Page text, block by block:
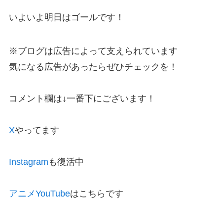
いよいよ明日はゴールです！
※ブログは広告によって支えられています
気になる広告があったらぜひチェックを！
コメント欄は↓一番下にございます！
Xやってます
Instagram も復活中
アニメYouTubeはこちらです